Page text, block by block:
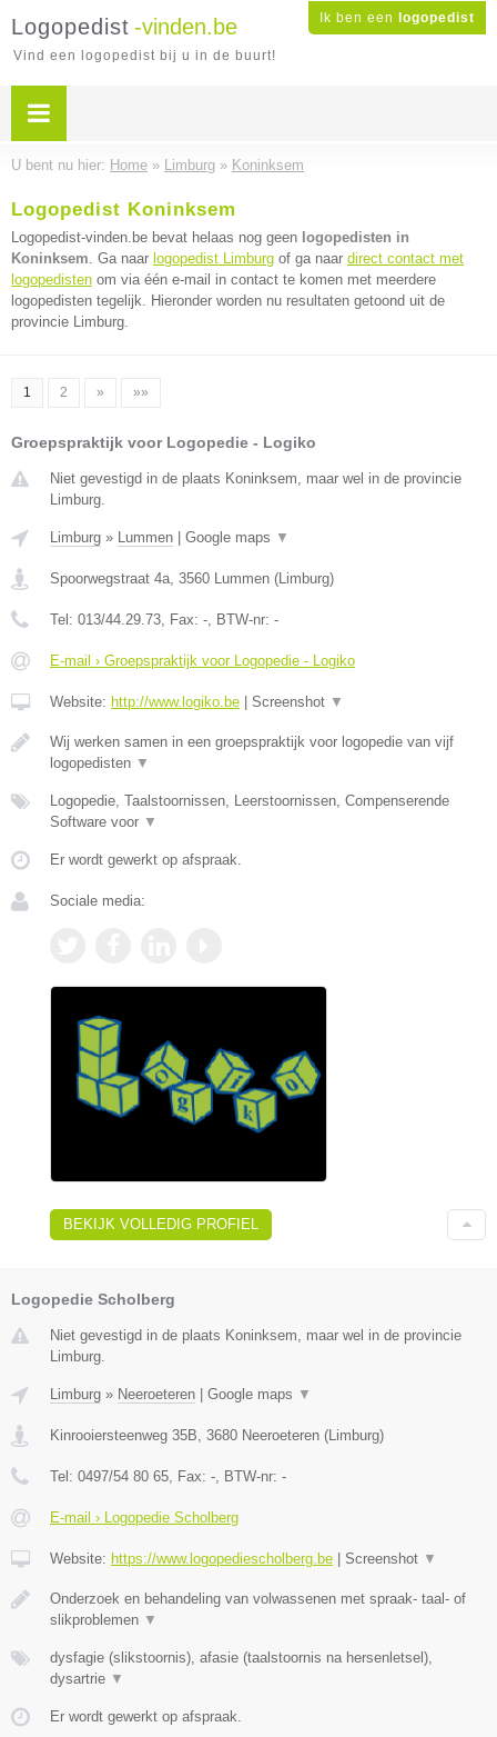
Ik ben een logopedist
Logopedist -vinden.be
Vind een logopedist bij u in de buurt!
U bent nu hier: Home » Limburg » Koninksem
Logopedist Koninksem
Logopedist-vinden.be bevat helaas nog geen logopedisten in
Koninksem. Ga naar logopedist Limburg of ga naar direct contact met
logopedisten om via één e-mail in contact te komen met meerdere
logopedisten tegelijk. Hieronder worden nu resultaten getoond uit de
provincie Limburg.
1 2 » »»
Groepspraktijk voor Logopedie - Logiko
Niet gevestigd in de plaats Koninksem, maar wel in de provincie
Limburg.
Limburg » Lummen Google maps ▼
Spoorwegstraat 4a, 3560 Lummen (Limburg)
Tel: 013/44.29.73, Fax: -, BTW-nr: -
E-mail › Groepspraktijk voor Logopedie - Logiko
Website: http://www.logiko.be Screenshot ▼
Wij werken samen in een groepspraktijk voor logopedie van vijf
logopedisten ▼
Logopedie, Taalstoornissen, Leerstoornissen, Compenserende
Software voor ▼
Er wordt gewerkt op afspraak.
Sociale media:
BEKIJK VOLLEDIG PROFIEL
Logopedie Scholberg
Niet gevestigd in de plaats Koninksem, maar wel in de provincie
Limburg.
Limburg » Neeroeteren | Google maps ▼
Kinrooiersteenweg 35B 3680 Neeroeteren (Limburg)
Tel: 0497/54 80 65 , Fax: - , BTW-nr: -
E-mail › Logopedie Scholberg
Website: https://www.logopediescholberg.be | Screenshot ▼
Onderzoek en behandeling van volwassenen met spraak- taal- of
slikproblemen ▼
dysfagie (slikstoornis), afasie (taalstoornis na hersenletsel),
dysartrie ▼
Er wordt gewerkt op afspraak.